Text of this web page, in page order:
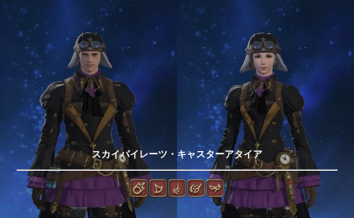
スカイパイレーツ・キャスターアタイア